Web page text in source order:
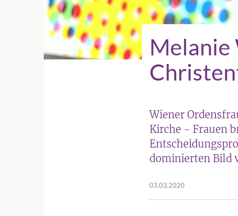
Melanie
Wiener
Kirche - Frauen
dominierten Bild
03.03.2020